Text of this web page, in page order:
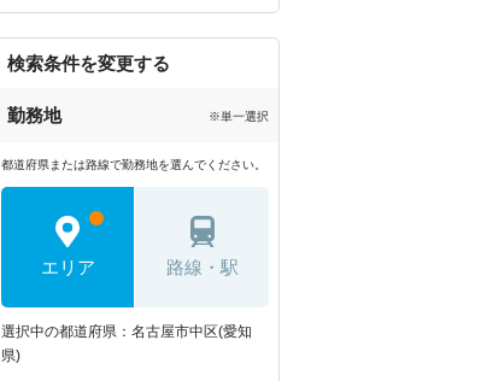
検索条件を変更する
勤務地 ※単一選択
都道府県または路線で勤務地を選んでください。
エリア 路線・駅
選択中の都道府県：名古屋市中区(愛知
県)